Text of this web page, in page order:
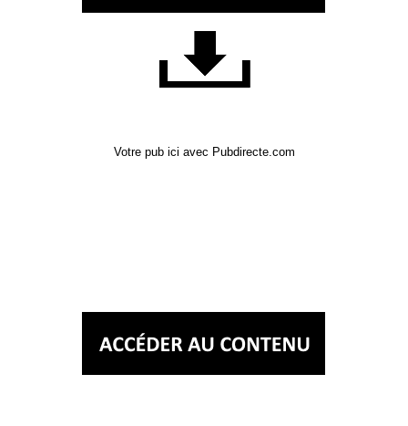
Votre pub ici avec Pubdirecte.com